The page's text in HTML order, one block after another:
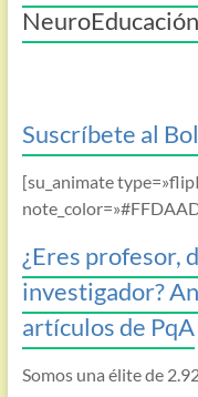
NeuroEducación
Suscríbete al
[su_animate
¿Eres profesor,
investigador?
artículos de PqA
Somos una élite de